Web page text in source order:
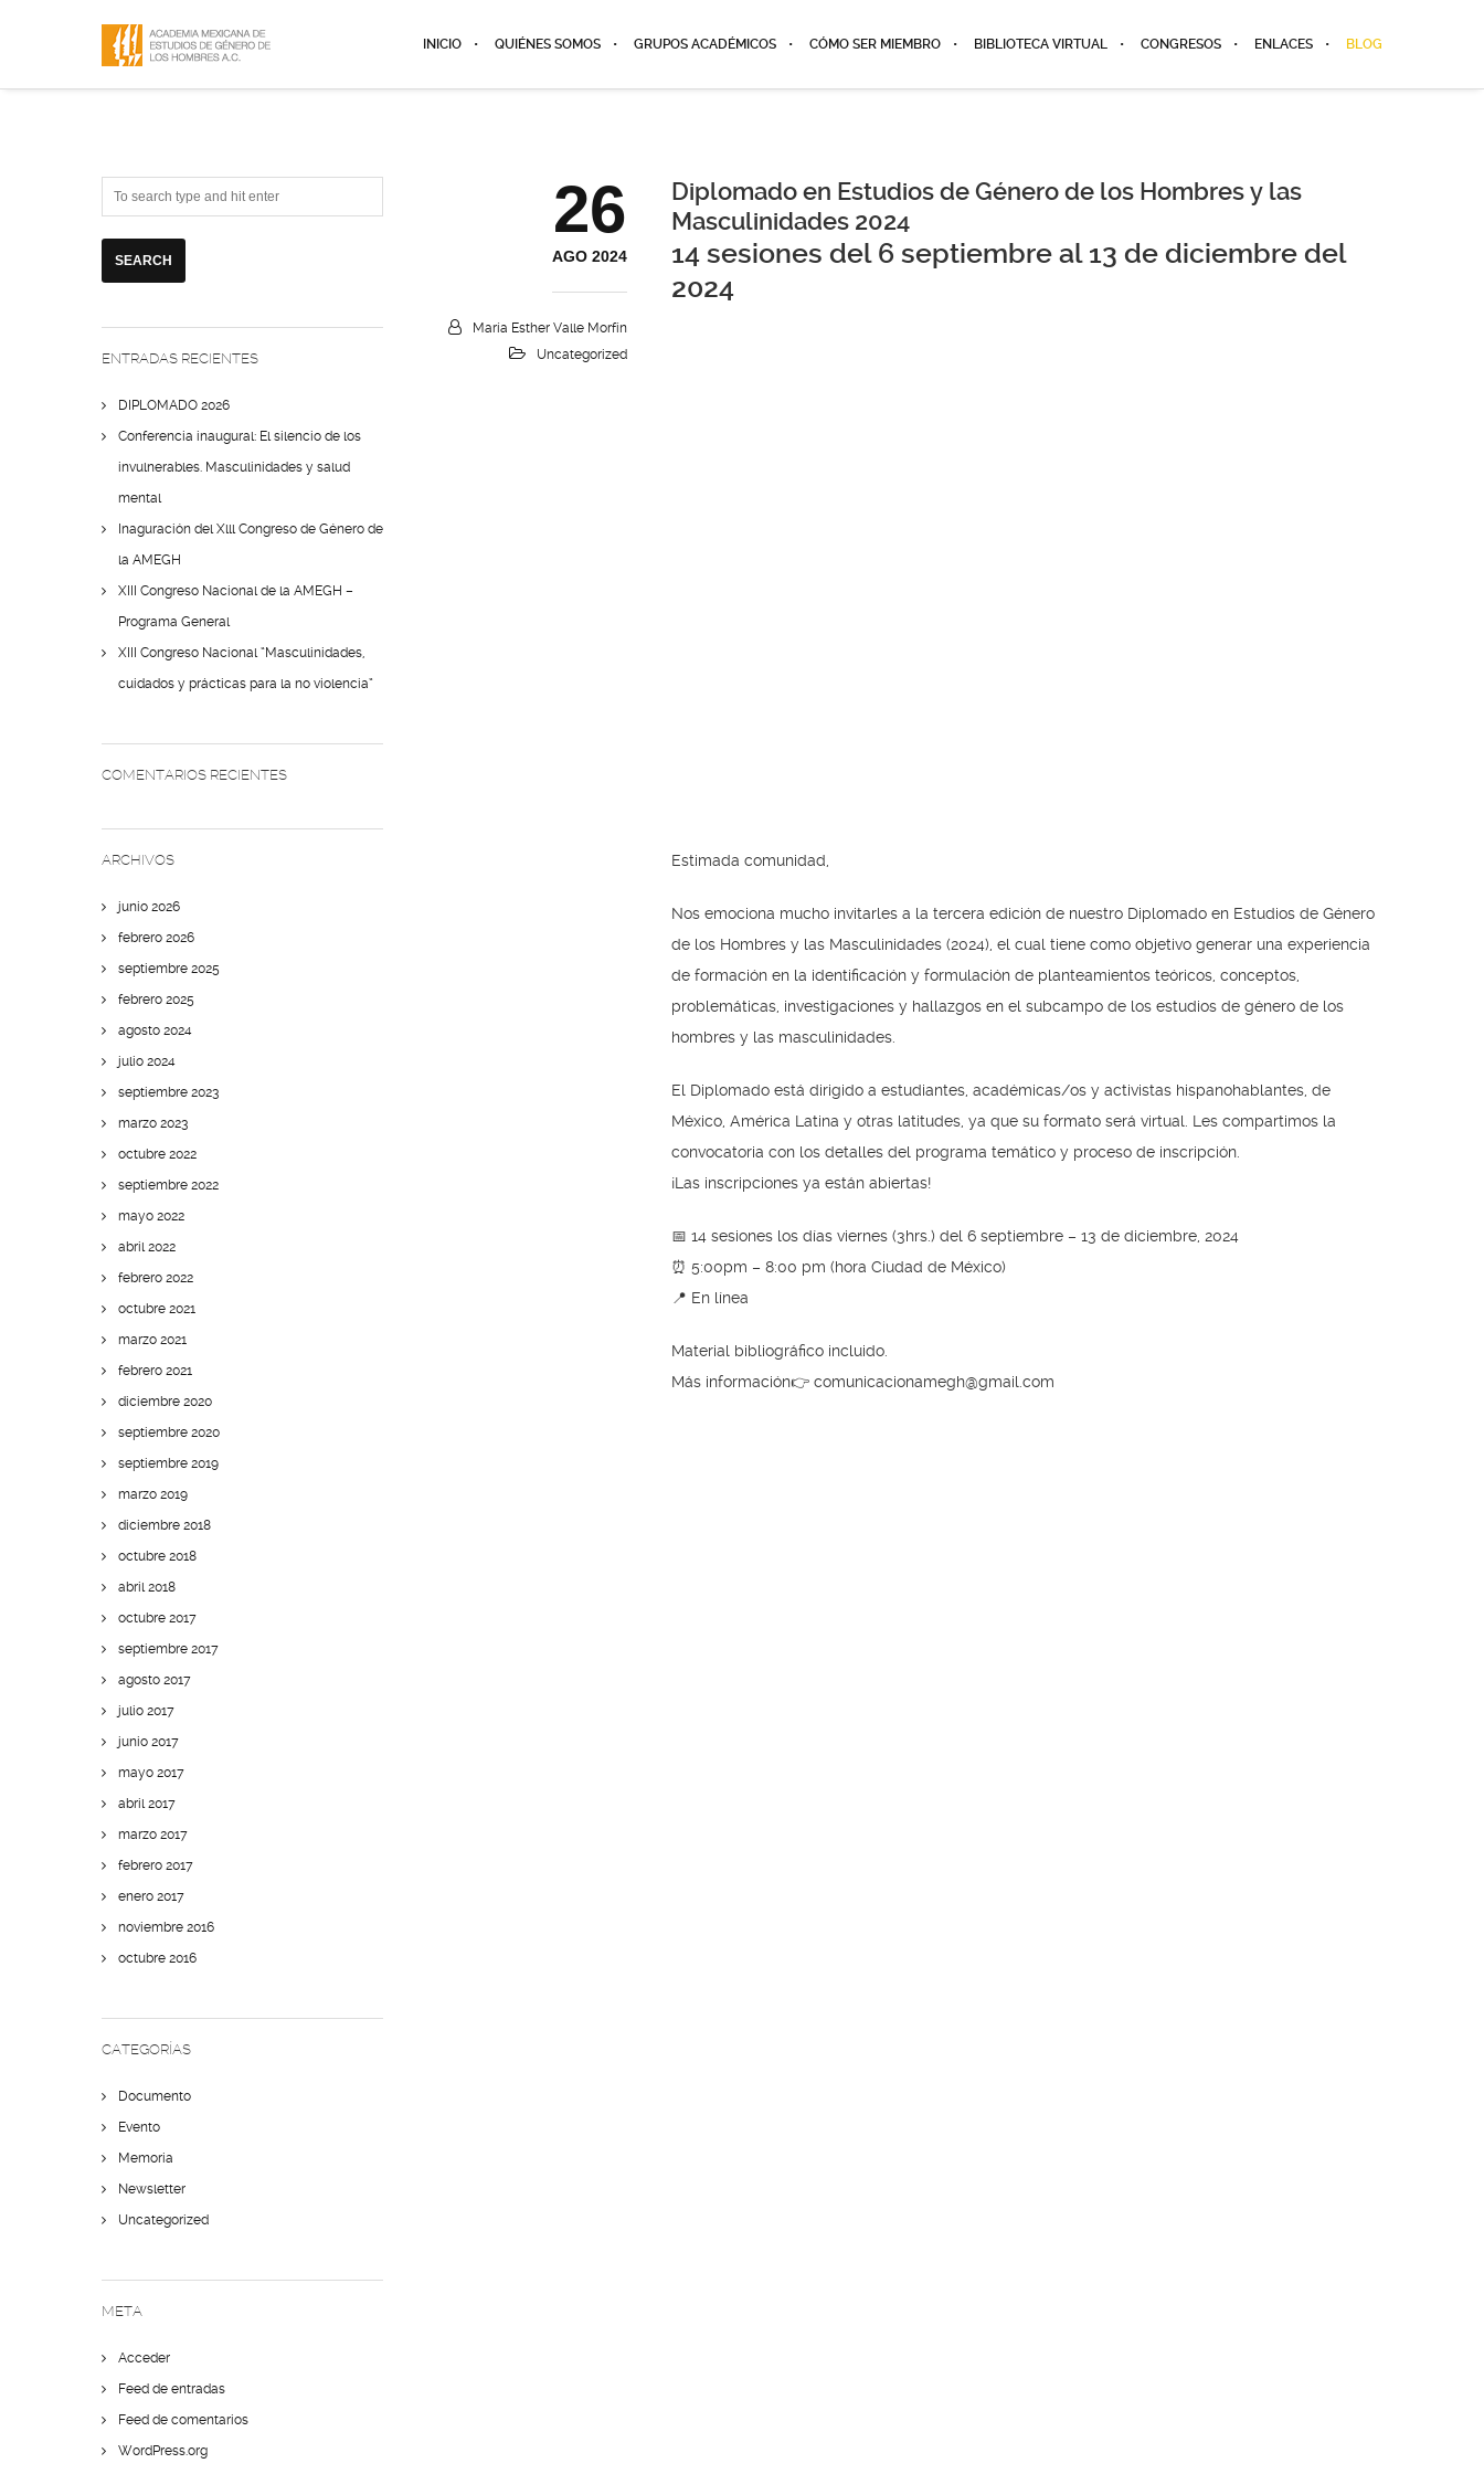
INICIO QUIÉNES SOMOS GRUPOS ACADÉMICOS CÓMO SER MIEMBRO BIBLIOTECA VIRTUAL CONGRESOS ENLACES BLOG
26
AGO 2024
María Esther Valle Morfín
Uncategorized
Diplomado en Estudios de Género de los Hombres y las
Masculinidades 2024
14 sesiones del 6 septiembre al 13 de diciembre del
2024
Estimada comunidad,
Nos emociona mucho invitarles a la tercera edición de nuestro Diplomado en Estudios de Género
de los Hombres y las Masculinidades (2024), el cual tiene como objetivo generar una experiencia
de formación en la identificación y formulación de planteamientos teóricos, conceptos,
problemáticas, investigaciones y hallazgos en el subcampo de los estudios de género de los
hombres y las masculinidades.
El Diplomado está dirigido a estudiantes, académicas/os y activistas hispanohablantes, de
México, América Latina y otras latitudes, ya que su formato será virtual. Les compartimos la
convocatoria con los detalles del programa temático y proceso de inscripción.
¡Las inscripciones ya están abiertas!
📅 14 sesiones los días viernes (3hrs.) del 6 septiembre – 13 de diciembre, 2024
⏰ 5:00pm – 8:00 pm (hora Ciudad de México)
📍 En línea
Material bibliográfico incluido.
Más información👉 comunicacionamegh@gmail.com
ENTRADAS RECIENTES
DIPLOMADO 2026
Conferencia inaugural: El silencio de los
invulnerables. Masculinidades y salud
mental
Inaguración del Xlll Congreso de Género de
la AMEGH
XIII Congreso Nacional de la AMEGH –
Programa General
XIII Congreso Nacional “Masculinidades,
cuidados y prácticas para la no violencia”
COMENTARIOS RECIENTES
ARCHIVOS
junio 2026
febrero 2026
septiembre 2025
febrero 2025
agosto 2024
julio 2024
septiembre 2023
marzo 2023
octubre 2022
septiembre 2022
mayo 2022
abril 2022
febrero 2022
octubre 2021
marzo 2021
febrero 2021
diciembre 2020
septiembre 2020
septiembre 2019
marzo 2019
diciembre 2018
octubre 2018
abril 2018
octubre 2017
septiembre 2017
agosto 2017
julio 2017
junio 2017
mayo 2017
abril 2017
marzo 2017
febrero 2017
enero 2017
noviembre 2016
octubre 2016
CATEGORÍAS
Documento
Evento
Memoria
Newsletter
Uncategorized
META
Acceder
Feed de entradas
Feed de comentarios
WordPress.org